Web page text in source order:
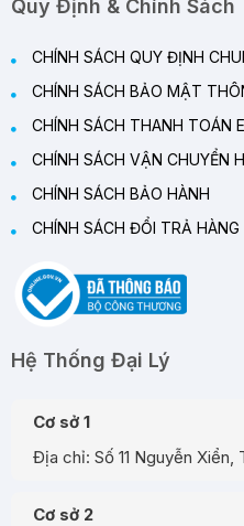
Quy Định & Chính Sách
CHÍNH SÁCH QUY ĐỊNH
CHÍNH SÁCH BẢO MẬT
CHÍNH SÁCH THANH TOÁN
CHÍNH SÁCH VẬN CHUYỂN
CHÍNH SÁCH BẢO HÀNH
CHÍNH SÁCH ĐỔI TRẢ HÀNG
Hệ Thống Đại Lý
Cơ sở 1
Địa chỉ: Số 11 Nguyễn Xiển,
Cơ sở 2